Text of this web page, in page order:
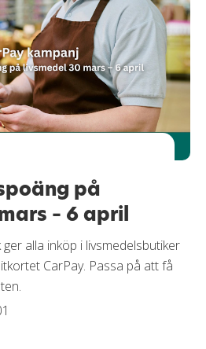
på
– 6 april
alla inköp i livsmedelsbutiker
CarPay. Passa på att få